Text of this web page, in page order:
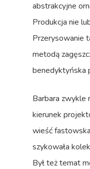
abstrakcyjne
Produkcja nie
Przerysowanie
metodą
benedyktyńska
Barbara zwykle
kierunek
wieść
szykowała
Był też temat